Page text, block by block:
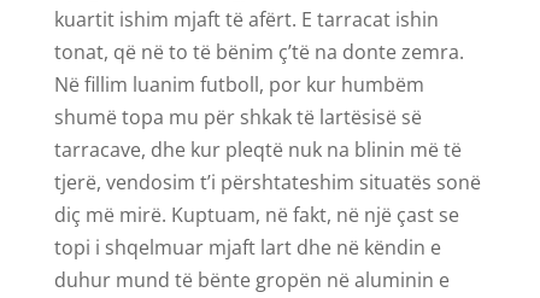
kuartit ishim mjaft të afërt. E tarracat ishin
tonat, që në to të bënim ç’të na donte zemra.
Në fillim luanim futboll, por kur humbëm
shumë topa mu për shkak të lartësisë së
tarracave, dhe kur pleqtë nuk na blinin më të
tjerë, vendosim t’i përshtateshim situatës sonë
diç më mirë. Kuptuam, në fakt, në një çast se
topi i shqelmuar mjaft lart dhe në këndin e
duhur mund të bënte gropën në aluminin e